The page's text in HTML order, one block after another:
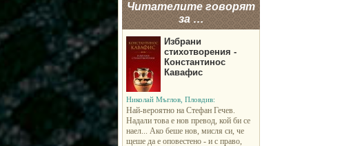
Читателите говорят
за …
Избрани
стихотворения -
Константинос
Кавафис
Николай Мъглов, Пловдив:
Най-вероятно на Стефан Гечев.
Надали това е нов превод, кой би се
наел... Ако беше нов, мисля си, че
щеше да е оповестено - и с право,